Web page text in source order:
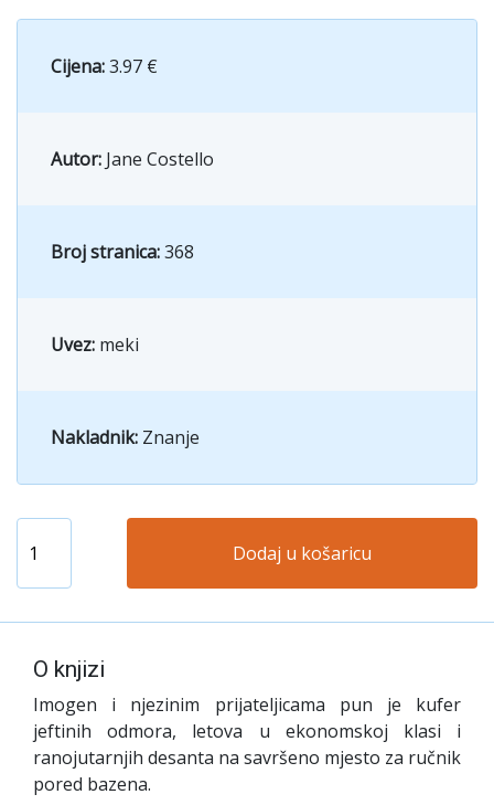
Cijena:3.97 €
Autor: Jane Costello
Broj stranica:368
Uvez: meki
Nakladnik: Znanje
Dodaj u košaricu
O knjizi
Imogen i njezinim prijateljicama pun je kufer
jeftinih odmora, letova u ekonomskoj klasi i
ranojutarnjih desanta na savršeno mjesto za ručnik
pored bazena.